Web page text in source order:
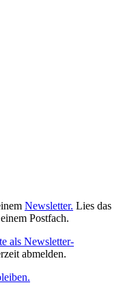
Newsletter. Lies das
Postfach.
als Newsletter-
abmelden.